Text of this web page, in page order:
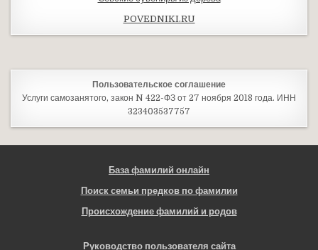
POVEDNIKI.RU
Пользовательское соглашение
Услуги самозанятого, закон N 422-ФЗ от 27 ноября 2018 года. ИНН
323403537757
База фамилий онлайн
Поиск семьи предков по фамилии
Происхождение фамилий и родов
Руководство пользователя сайта